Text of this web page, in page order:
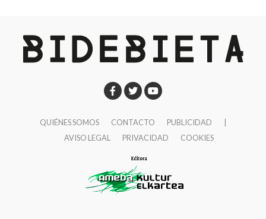
QUIÉNES SOMOS CONTACTO PUBLICIDAD
AVISO LEGAL
PRIVACIDAD COOKIES